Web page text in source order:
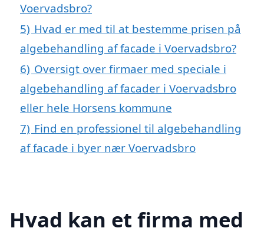
Voervadsbro?
5) Hvad er med til at bestemme prisen på
algebehandling af facade i Voervadsbro?
6) Oversigt over firmaer med speciale i
algebehandling af facader i Voervadsbro
eller hele Horsens kommune
7) Find en professionel til algebehandling
af facade i byer nær Voervadsbro
Hvad kan et firma med